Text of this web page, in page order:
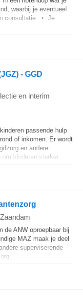
waarbij je eventueel
consultatie. • Je
- GGD
en interim
passende hulp
of inkomen. Er wordt
en andere
kinderen sterker...
Zaandam
de ANW oproepbaar bij
MAZ maak je deel
superviserende